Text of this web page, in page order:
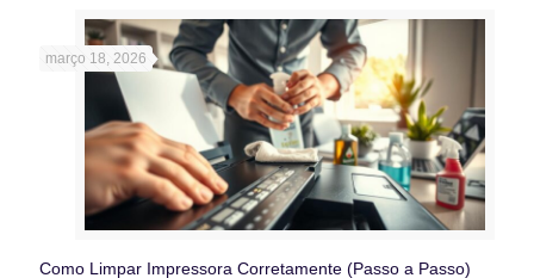
março 18, 2026
Como Limpar Impressora Corretamente (Passo a Passo)